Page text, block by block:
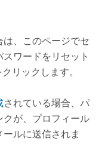
、このページでセ
ワードをリセット
リックします。
されている場合、パ
が、プロフィール
ルに送信されま